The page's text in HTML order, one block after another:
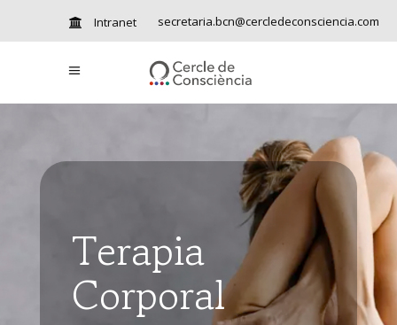
Intranet secretaria.bcn@cercledeconsciencia.com
Terapia
Corporal